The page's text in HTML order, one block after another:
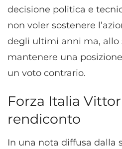
decisione politica e
non voler sostenere
degli ultimi anni ma, allo
mantenere una
un voto contrario.
Forza Italia
rendiconto
In una nota diffusa dalla